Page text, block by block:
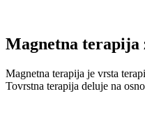
Magnetna terapija
Magnetna terapija je vrsta
Tovrstna terapija deluje na